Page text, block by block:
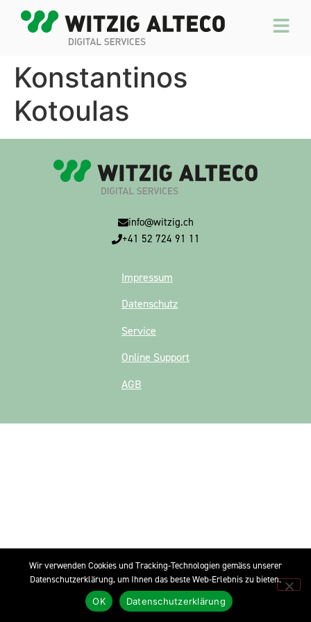
Konstantinos
Kotoulas
info@witzig.ch
+41 52 724 91 11
Impressum
Datenschutz
Service
Online Support
AGB
Wir verwenden Cookies und Tracking-Technologien gemäss unserer
Datenschutzerklärung, um Ihnen das beste Web-Erlebnis zu bieten.
OK Datenschutzerklärung